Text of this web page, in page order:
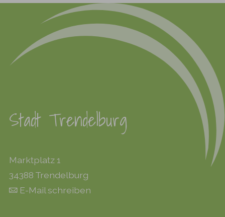
Stadt Trendelburg
Marktplatz 1
34388 Trendelburg
E-Mail schreiben